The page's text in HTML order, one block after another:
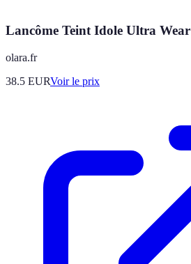
Lancôme Teint Idole Ultra Wear
olara.fr
38.5 EURVoir le prix